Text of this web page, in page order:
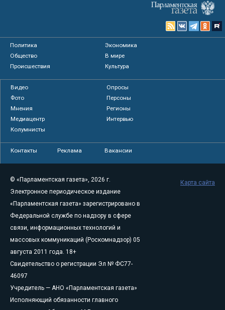
Политика
Экономика
Общество
В мире
Происшествия
Культура
Видео
Опросы
Фото
Персоны
Мнения
Регионы
Медиацентр
Интервью
Колумнисты
Контакты Реклама Вакансии
© «Парламентская газета», 2026 г.
Электронное периодическое издание
«Парламентская газета» зарегистрировано в
Федеральной службе по надзору в сфере
связи, информационных технологий и
массовых коммуникаций (Роскомнадзор) 05
августа 2011 года. 18+
Свидетельство о регистрации Эл № ФС77-
46097
Учредитель — АНО «Парламентская газета»
Исполняющий обязанности главного
Карта сайта